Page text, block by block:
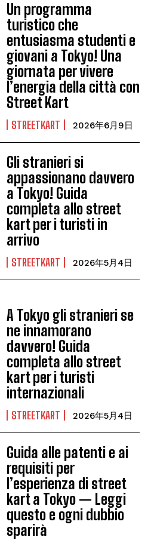
Un programma
turistico che
entusiasma studenti e
giovani a Tokyo! Una
giornata per vivere
l’energia della città con
Street Kart
STREETKART 2026年6月9日
Gli stranieri si
appassionano davvero
a Tokyo! Guida
completa allo street
kart per i turisti in
arrivo
STREETKART 2026年5月4日
A Tokyo gli stranieri se
ne innamorano
davvero! Guida
completa allo street
kart per i turisti
internazionali
STREETKART 2026年5月4日
Guida alle patenti e ai
requisiti per
l’esperienza di street
kart a Tokyo — Leggi
questo e ogni dubbio
sparirà